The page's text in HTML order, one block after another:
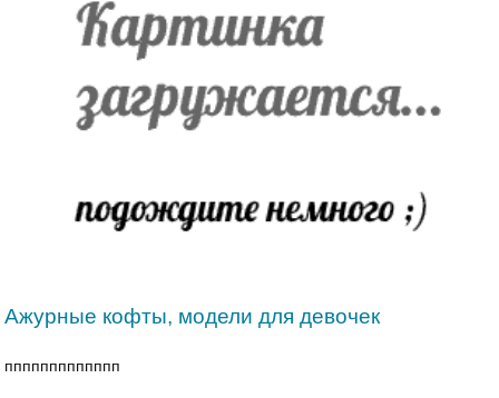
Ажурные кофты, модели для девочек
ппппппппппппп